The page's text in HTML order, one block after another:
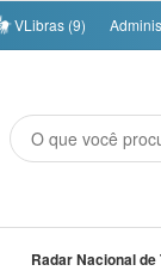
VLibras (9)
Radar Nacional